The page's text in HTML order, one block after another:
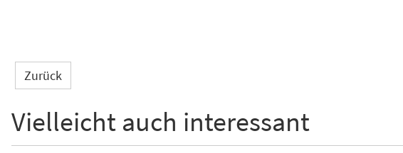
Zurück
Vielleicht auch interessant